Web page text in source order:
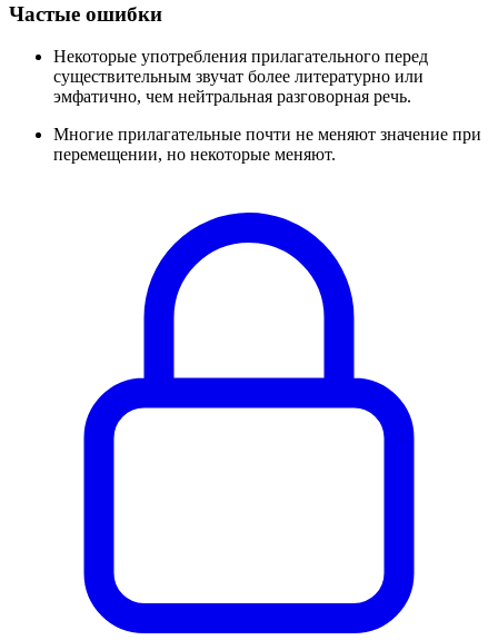
Частые ошибки
Некоторые употребления прилагательного перед
существительным звучат более литературно или
эмфатично, чем нейтральная разговорная речь.
Многие прилагательные почти не меняют значение при
перемещении, но некоторые меняют.